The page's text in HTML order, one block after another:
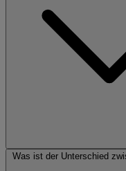
Was ist der Unterschied